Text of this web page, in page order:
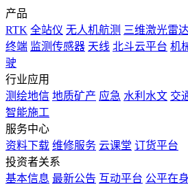
产品
RTK 全站仪 无人机航测 三维激光雷达
终端 监测传感器 天线 北斗云平台 机
驶
行业应用
测绘地信 地质矿产 应急 水利水文 交
智能施工
服务中心
资料下载 维修服务 云课堂 订货平台
投资者关系
基本信息 最新公告 互动平台 公平在